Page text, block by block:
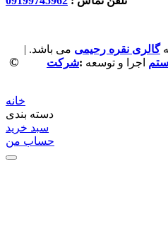
©
گالری نقره رحیمی می باشد. |
اجرا و توسعه :شرکت
خانه
دسته بندی
سبد خرید
حساب من